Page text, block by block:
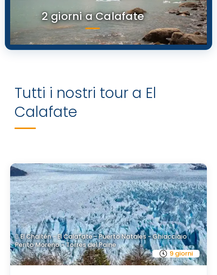
2 giorni a Calafate
Tutti i nostri tour a El
Calafate
9 giorni
El Chaltén - El Calafate - Puerto Natales - Ghiacciaio
Perito Moreno - Torres del Paine